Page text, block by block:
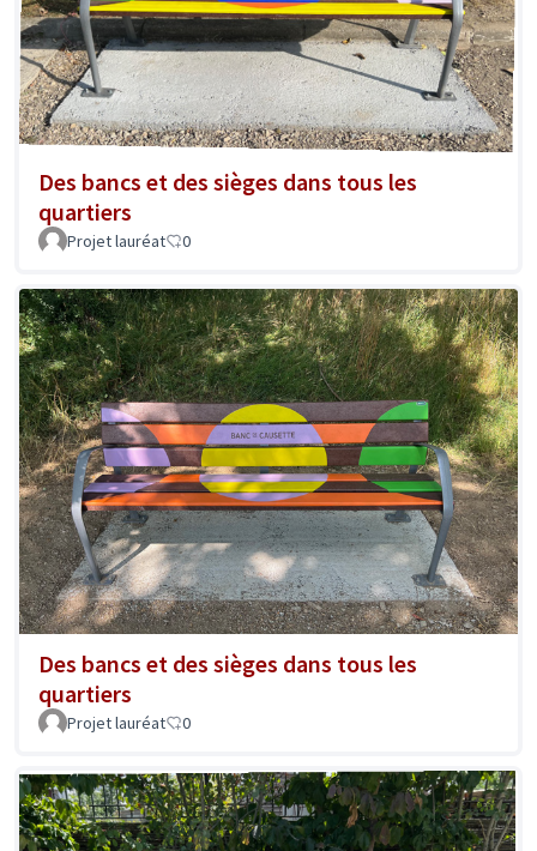
Des bancs et des sièges dans tous les
quartiers
Projet lauréat 0
Des bancs et des sièges dans tous les
quartiers
Projet lauréat 0